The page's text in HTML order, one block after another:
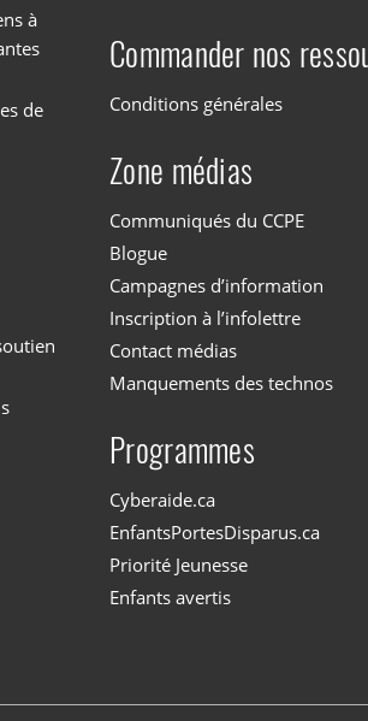
à
de
Commander nos
Conditions générales
Zone médias
Communiqués du CCPE
Blogue
Campagnes d’information
Inscription à l’infolettre
Contact médias
Manquements des technos
Programmes
Cyberaide.ca
EnfantsPortesDisparus.ca
Priorité Jeunesse
Enfants avertis